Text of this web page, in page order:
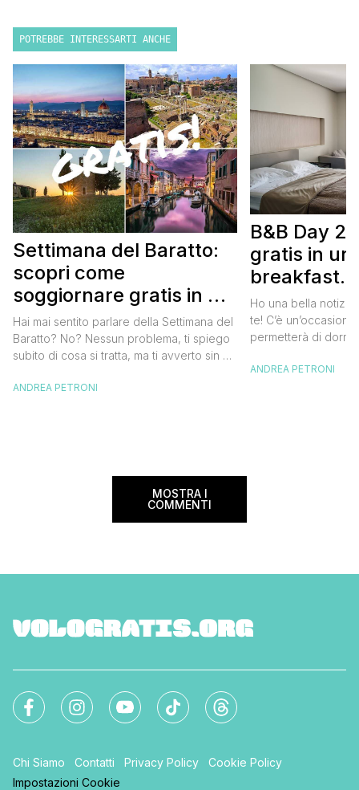
POTREBBE INTERESSARTI ANCHE
Settimana del Baratto:
scopri come
soggiornare gratis in un
bed and breakfast
Hai mai sentito parlare della Settimana del
Baratto? No? Nessun problema, ti spiego
subito di cosa si tratta, ma ti avverto sin da
tantissimo perché ti permetterà di
ANDREA PETRONI
B&B Day
gratis in un
breakfast.
gratis
Ho una bella
te! C’è
permetterà di
meravigliosi del
ANDREA PETRONI
MOSTRA I
COMMENTI
Chi Siamo Contatti Privacy Policy
Cookie Policy
Impostazioni Cookie